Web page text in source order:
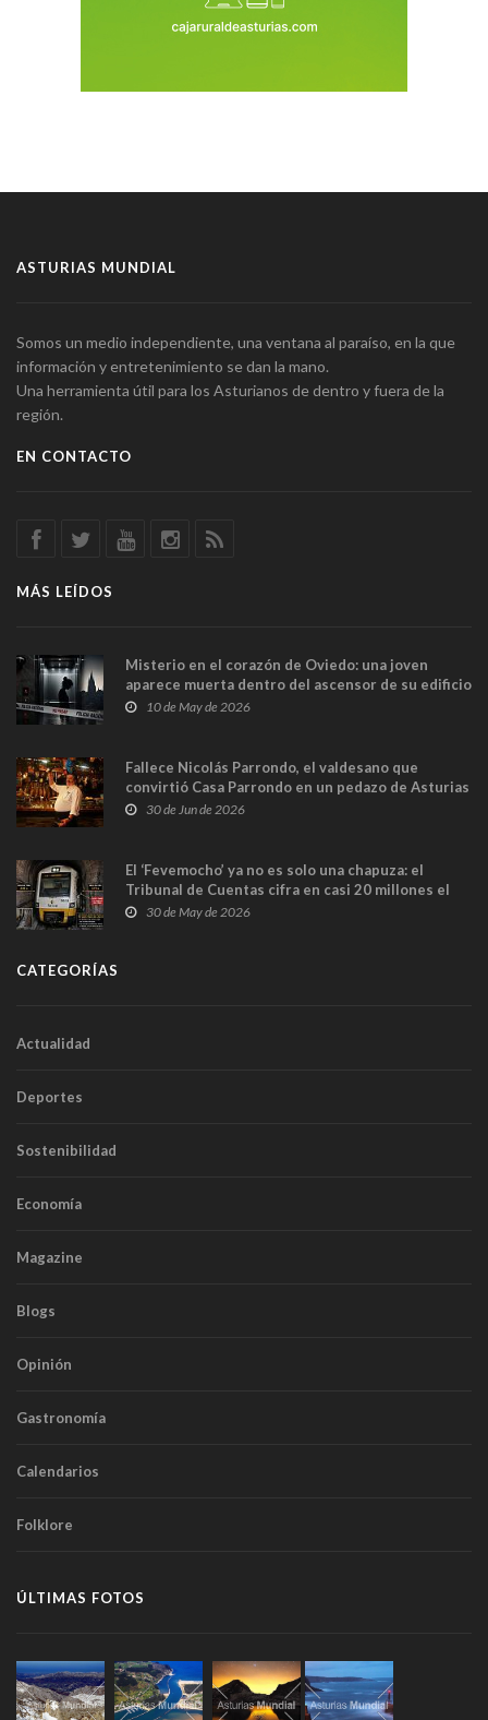
ASTURIAS MUNDIAL
Somos un medio independiente, una ventana al paraíso, en la que
información y entretenimiento se dan la mano.
Una herramienta útil para los Asturianos de dentro y fuera de la
región.
EN CONTACTO
MÁS LEÍDOS
Misterio en el corazón de Oviedo: una joven
aparece muerta dentro del ascensor de su edificio
y las cámaras captan sus últimos minutos
10 de May de 2026
Fallece Nicolás Parrondo, el valdesano que
convirtió Casa Parrondo en un pedazo de Asturias
en Madrid
30 de Jun de 2026
El ‘Fevemocho’ ya no es solo una chapuza: el
Tribunal de Cuentas cifra en casi 20 millones el
sobrecoste de los trenes que no cabían por los
30 de May de 2026
CATEGORÍAS
Actualidad
Deportes
Sostenibilidad
Economía
Magazine
Blogs
Opinión
Gastronomía
Calendarios
Folklore
ÚLTIMAS FOTOS